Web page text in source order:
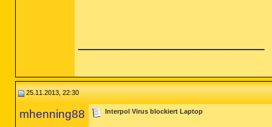
25.11.2013, 22:30
mhenning88 Interpol Virus blockiert Laptop